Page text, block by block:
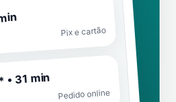
Pix e cartão
31 min
Pedido online